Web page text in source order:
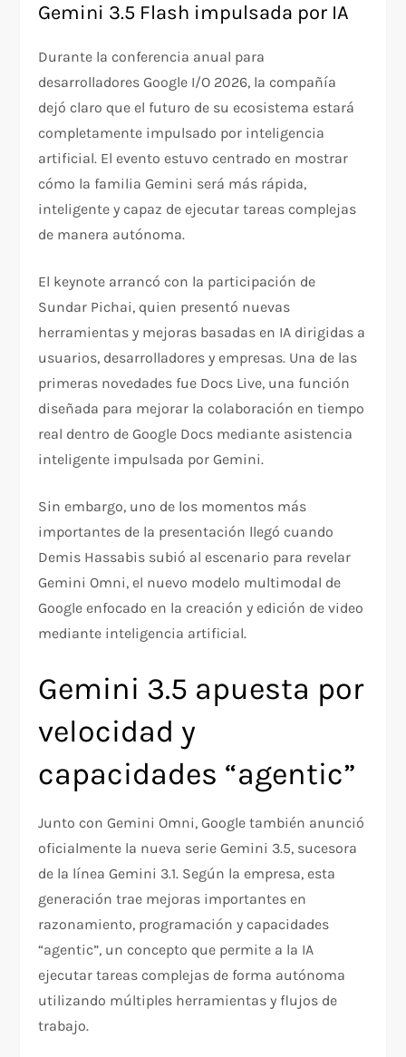
Gemini 3.5 Flash impulsada por IA
Durante la conferencia anual para
desarrolladores Google I/O 2026, la compañía
dejó claro que el futuro de su ecosistema estará
completamente impulsado por inteligencia
artificial. El evento estuvo centrado en mostrar
cómo la familia Gemini será más rápida,
inteligente y capaz de ejecutar tareas complejas
de manera autónoma.
El keynote arrancó con la participación de
Sundar Pichai, quien presentó nuevas
herramientas y mejoras basadas en IA dirigidas a
usuarios, desarrolladores y empresas. Una de las
primeras novedades fue Docs Live, una función
diseñada para mejorar la colaboración en tiempo
real dentro de Google Docs mediante asistencia
inteligente impulsada por Gemini.
Sin embargo, uno de los momentos más
importantes de la presentación llegó cuando
Demis Hassabis subió al escenario para revelar
Gemini Omni, el nuevo modelo multimodal de
Google enfocado en la creación y edición de video
mediante inteligencia artificial.
Gemini 3.5 apuesta por
velocidad y
capacidades “agentic”
Junto con Gemini Omni, Google también anunció
oficialmente la nueva serie Gemini 3.5, sucesora
de la línea Gemini 3.1. Según la empresa, esta
generación trae mejoras importantes en
razonamiento, programación y capacidades
“agentic”, un concepto que permite a la IA
ejecutar tareas complejas de forma autónoma
utilizando múltiples herramientas y flujos de
trabajo.